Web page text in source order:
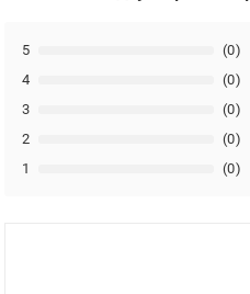
1 (0)
2 (0)
3 (0)
4 (0)
5 (0)